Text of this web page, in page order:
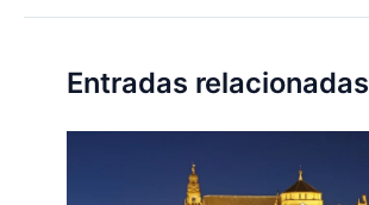
Entradas relacionadas